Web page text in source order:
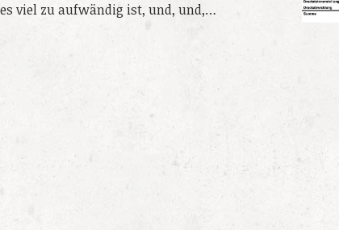
es viel zu aufwändig ist, und, und,…